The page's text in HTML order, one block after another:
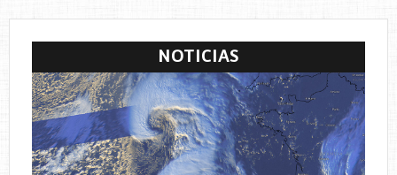
NOTICIAS